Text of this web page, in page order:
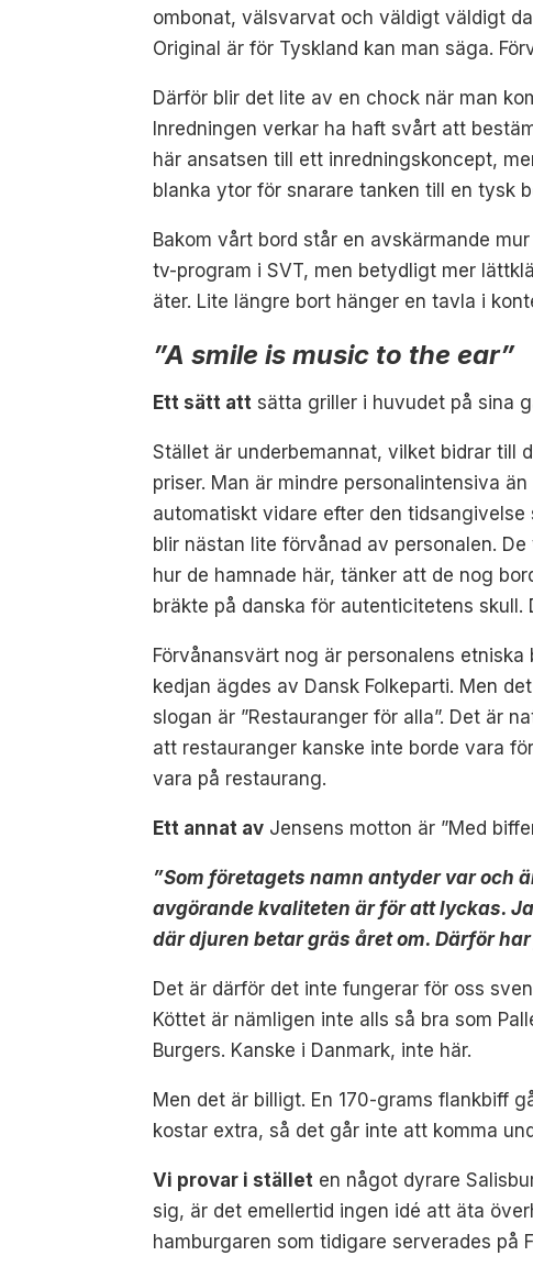
ombonat, välsvarvat och väldigt väldigt
Original är för Tyskland kan man säga.
Därför blir det lite av en chock när man
Inredningen verkar ha haft svårt att
här ansatsen till ett inredningskoncept,
blanka ytor för snarare tanken till en tysk
Bakom vårt bord står en avskärmande
tv-program i SVT, men betydligt mer
äter. Lite längre bort hänger en tavla i
”A smile is music to the ear”
Ett sätt att sätta griller i huvudet på sina
Stället är underbemannat, vilket bidrar till
priser. Man är mindre personalintensiva
automatiskt vidare efter den
blir nästan lite förvånad av personalen.
hur de hamnade här, tänker att de nog
bräkte på danska för autenticitetens skull.
Förvånansvärt nog är personalens
kedjan ägdes av Dansk Folkeparti. Men
slogan är ”Restauranger för alla”. Det är
att restauranger kanske inte borde vara
vara på restaurang.
Ett annat av Jensens motton är ”Med
”Som företagets namn antyder var
avgörande kvaliteten är för att lyckas.
där djuren betar gräs året om. Därför
Det är därför det inte fungerar för oss
Köttet är nämligen inte alls så bra som
Burgers. Kanske i Danmark, inte här.
Men det är billigt. En 170-grams flankbiff
kostar extra, så det går inte att komma
Vi provar i stället en något dyrare
sig, är det emellertid ingen idé att äta
hamburgaren som tidigare serverades på